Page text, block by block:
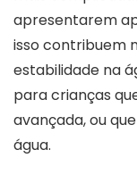
apresentarem
isso contribuem
estabilidade na
para crianças
avançada, ou
água.